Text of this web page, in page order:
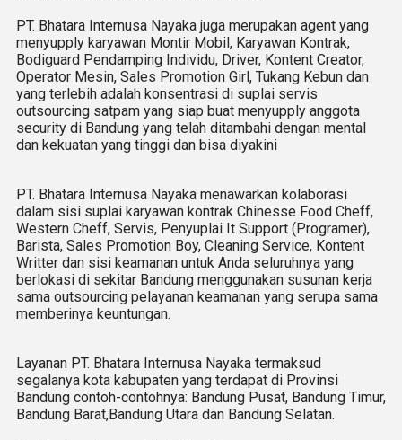
PT. Bhatara Internusa Nayaka juga merupakan agent yang
menyupply karyawan Montir Mobil, Karyawan Kontrak,
Bodiguard Pendamping Individu, Driver, Kontent Creator,
Operator Mesin, Sales Promotion Girl, Tukang Kebun dan
yang terlebih adalah konsentrasi di suplai servis
outsourcing satpam yang siap buat menyupply anggota
security di Bandung yang telah ditambahi dengan mental
dan kekuatan yang tinggi dan bisa diyakini
PT. Bhatara Internusa Nayaka menawarkan kolaborasi
dalam sisi suplai karyawan kontrak Chinesse Food Cheff,
Western Cheff, Servis, Penyuplai It Support (Programer),
Barista, Sales Promotion Boy, Cleaning Service, Kontent
Writter dan sisi keamanan untuk Anda seluruhnya yang
berlokasi di sekitar Bandung menggunakan susunan kerja
sama outsourcing pelayanan keamanan yang serupa sama
memberinya keuntungan.
Layanan PT. Bhatara Internusa Nayaka termaksud
segalanya kota kabupaten yang terdapat di Provinsi
Bandung contoh-contohnya: Bandung Pusat, Bandung Timur,
Bandung Barat,Bandung Utara dan Bandung Selatan.